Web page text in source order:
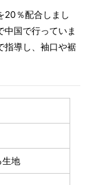
20％配合しまし
中国で行っていま
指導し、袖口や裾
生地